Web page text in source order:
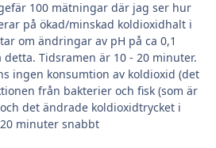
100 mätningar där jag ser hur
på ökad/minskad koldioxidhalt i
om ändringar av pH på ca 0,1
Tidsramen är 10 - 20 minuter.
ingen konsumtion av koldioxid (det
från bakterier och fisk (som är
det ändrade koldioxidtrycket i
minuter snabbt